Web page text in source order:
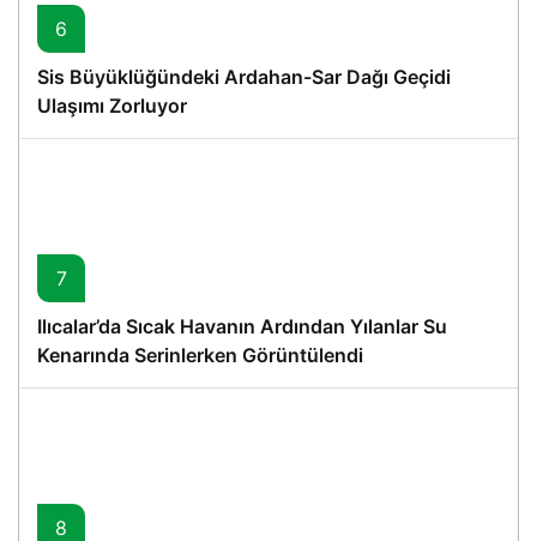
6
Sis Büyüklüğündeki Ardahan-Sar Dağı Geçidi
Ulaşımı Zorluyor
7
Ilıcalar’da Sıcak Havanın Ardından Yılanlar Su
Kenarında Serinlerken Görüntülendi
8